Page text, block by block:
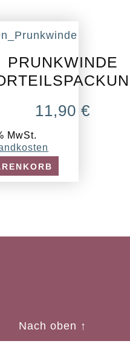
PRUNKWINDE
11,90€
MwSt.
Nach oben ↑